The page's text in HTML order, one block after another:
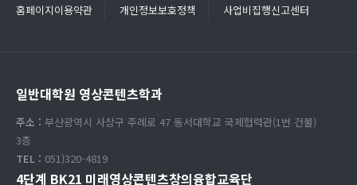
홈페이지이용약관 개인정보보호정책 사업비집행신고센터
일반대학원 영상콘텐츠학과
주소 : 부산광역시 사상구 주례로 47 동서대학교 국제협력관(1번 건물)
3층
TEL : 051)320-4819
4단계 BK21 미래영상콘텐츠창의융합교육단